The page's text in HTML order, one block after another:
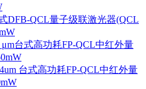
DFB-QCL量子级联激光器(QCL
μm台式高功耗FP-QCL中红外量
台式高功耗FP-QCL中红外量